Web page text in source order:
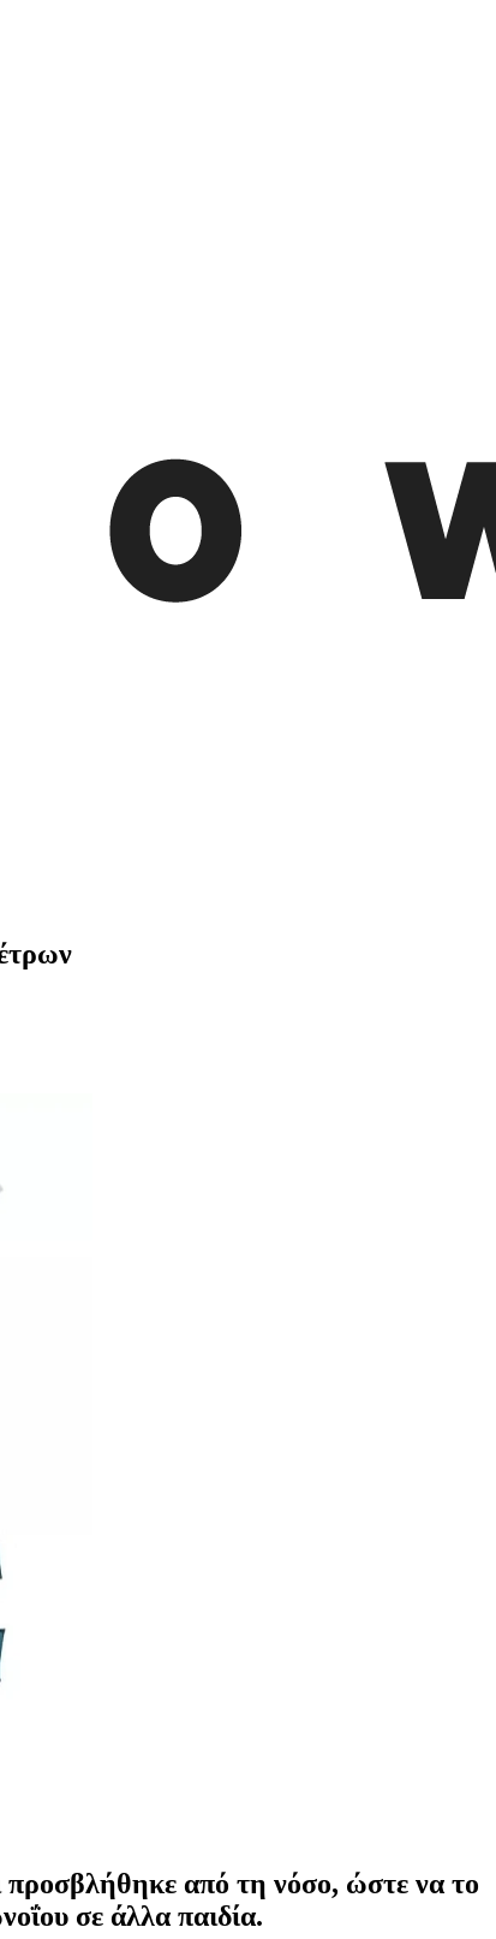
προσβλήθηκε από τη νόσο, ώστε να το
σε άλλα παιδία.